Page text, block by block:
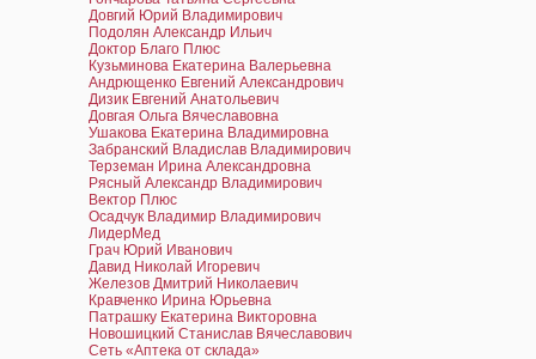
Довгий Юрий Владимирович
Подолян Александр Ильич
Доктор Благо Плюс
Кузьминова Екатерина Валерьевна
Андрющенко Евгений Александрович
Дизик Евгений Анатольевич
Довгая Ольга Вячеславовна
Ушакова Екатерина Владимировна
Забранский Владислав Владимирович
Терземан Ирина Александровна
Рясный Александр Владимирович
Вектор Плюс
Осадчук Владимир Владимирович
ЛидерМед
Грач Юрий Иванович
Давид Николай Игоревич
Железов Дмитрий Николаевич
Кравченко Ирина Юрьевна
Патрашку Екатерина Викторовна
Новошицкий Станислав Вячеславович
Сеть «Аптека от склада»